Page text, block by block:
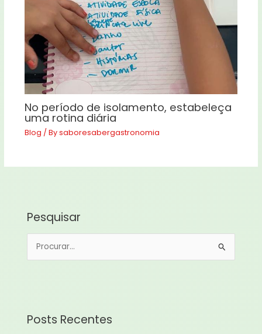
No período de isolamento, estabeleça
uma rotina diária
Blog / Bysaboresabergastronomia
Pesquisar
iPosts Recentes